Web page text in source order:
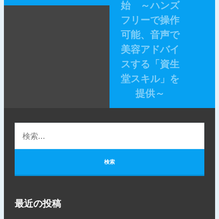
始 ～ハンズ
フリーで操作
可能、音声で
美容アドバイ
スする「資生
堂スキル」を
提供～
最近の投稿